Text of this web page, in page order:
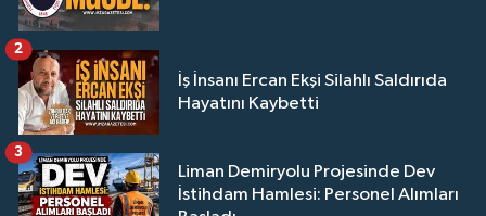
İş İnsanı Ercan Ekşi Silahlı Saldırıda
Hayatını Kaybetti
2
Liman Demiryolu Projesinde Dev
İstihdam Hamlesi: Personel Alımları
3